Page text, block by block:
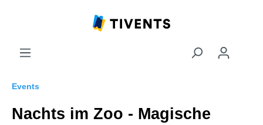
Events
Nachts im Zoo - Magische